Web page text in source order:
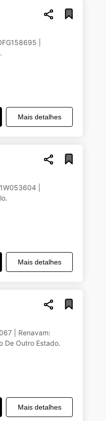
|
Mais detalhes
|
Mais detalhes
| Renavam:
De Outro Estado.
Mais detalhes